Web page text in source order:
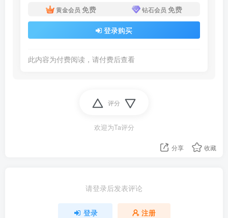
黄金会员 免费 钻石会员 免费
登录购买
此内容为付费阅读，请付费后查看
评分
欢迎为Ta评分
分享 收藏
请登录后发表评论
登录 注册